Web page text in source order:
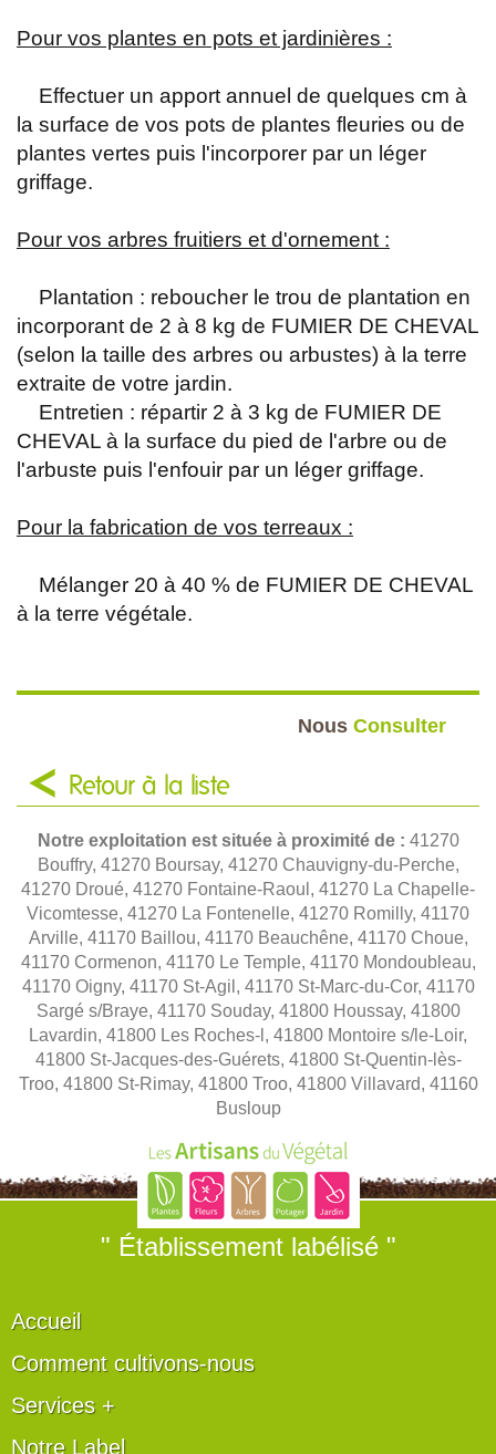
Pour vos plantes en pots et jardinières :
Effectuer un apport annuel de quelques cm à
la surface de vos pots de plantes fleuries ou de
plantes vertes puis l'incorporer par un léger
griffage.
Pour vos arbres fruitiers et d'ornement :
Plantation : reboucher le trou de plantation en
incorporant de 2 à 8 kg de FUMIER DE CHEVAL
(selon la taille des arbres ou arbustes) à la terre
extraite de votre jardin.
Entretien : répartir 2 à 3 kg de FUMIER DE
CHEVAL à la surface du pied de l'arbre ou de
l'arbuste puis l'enfouir par un léger griffage.
Pour la fabrication de vos terreaux :
Mélanger 20 à 40 % de FUMIER DE CHEVAL
à la terre végétale.
Nous Consulter
Retour à la liste
Notre exploitation est située à proximité de : 41270
Bouffry, 41270 Boursay, 41270 Chauvigny-du-Perche,
41270 Droué, 41270 Fontaine-Raoul, 41270 La Chapelle-
Vicomtesse, 41270 La Fontenelle, 41270 Romilly, 41170
Arville, 41170 Baillou, 41170 Beauchêne, 41170 Choue,
41170 Cormenon, 41170 Le Temple, 41170 Mondoubleau,
41170 Oigny, 41170 St-Agil, 41170 St-Marc-du-Cor, 41170
Sargé s/Braye, 41170 Souday, 41800 Houssay, 41800
Lavardin, 41800 Les Roches-l, 41800 Montoire s/le-Loir,
41800 St-Jacques-des-Guérets, 41800 St-Quentin-lès-
Troo, 41800 St-Rimay, 41800 Troo, 41800 Villavard, 41160
Busloup
" Établissement labélisé "
Accueil
Comment cultivons-nous
Services +
Notre Label